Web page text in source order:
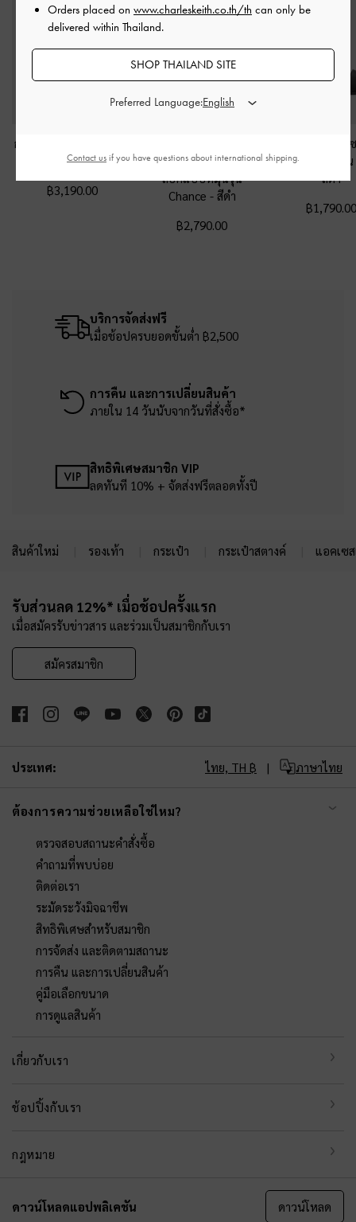
กระเป๋าโท้ทดีไซน์สายถัก
แบบคู่รุ่น Arya-สีดำ
฿3,190.00
หนังรีไซเคิลตกแต่งตัว
ล็อคแบบหมุนรุ่น
Chance - สีดำ
฿2,790.00
รองเท้าแตะดีไ
คาดเท้าแบบคู่รุ่
สีดำ
฿1,790.00
บริการจัดส่งฟรี
เมื่อช้อปครบยอดขั้นต่ำ ฿2,500
การคืน และการเปลี่ยนสินค้า
ภายใน 14 วันนับจากวันที่สั่งซื้อ*
สิทธิพิเศษสมาชิก VIP
ลดทันที 10% + จัดส่งฟรีตลอดทั้งปี
สินค้าใหม่ รองเท้า กระเป๋า กระเป๋าสตางค์ แอคเซ
รับส่วนลด 12%* เมื่อช้อปครั้งแรก
เมื่อสมัครรับข่าวสาร และร่วมเป็นสมาชิกกับเรา
สมัครสมาชิก
ประเทศ: ไทย, TH ฿ ภาษาไทย
ต้องการความช่วยเหลือใช่ไหม?
ตรวจสอบสถานะคำสั่งซื้อ
คำถามที่พบบ่อย
ติดต่อเรา
ระมัดระวังมิจฉาชีพ
สิทธิพิเศษสำหรับสมาชิก
การจัดส่ง และติดตามสถานะ
การคืน และการเปลี่ยนสินค้า
คู่มือเลือกขนาด
การดูแลสินค้า
เกี่ยวกับเรา
ช้อปปิ้งกับเรา
กฎหมาย
ดาวน์โหลดแอปพลิเคชัน ดาวน์โหลด
Orders placed on www.charleskeith.co.th/th can only be
delivered within Thailand.
SHOP THAILAND SITE
Preferred Language:
Contact us if you have questions about international shipping.